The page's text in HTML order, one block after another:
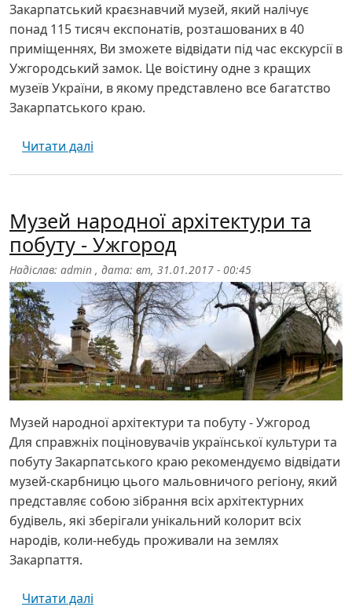
Закарпатський краєзнавчий музей, який налічує
понад 115 тисяч експонатів, розташованих в 40
приміщеннях, Ви зможете відвідати під час екскурсії в
Ужгородський замок. Це воістину одне з кращих
музеїв України, в якому представлено все багатство
Закарпатського краю.
Читати далі
Музей народної архітектури та
побуту - Ужгород
Надіслав: admin , дата: вт, 31.01.2017 - 00:45
Музей народної архітектури та побуту - Ужгород
Для справжніх поціновувачів української культури та
побуту Закарпатського краю рекомендуємо відвідати
музей-скарбницю цього мальовничого регіону, який
представляє собою зібрання всіх архітектурних
будівель, які зберігали унікальний колорит всіх
народів, коли-небудь проживали на землях
Закарпаття.
Читати далі